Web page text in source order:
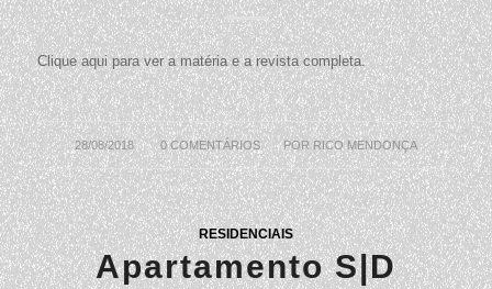
Clique aqui para ver a matéria e a revista completa.
28/08/2018
/ 0 COMENTÁRIOS
/ PORRICO MENDONÇA
RESIDENCIAIS
Apartamento S|D